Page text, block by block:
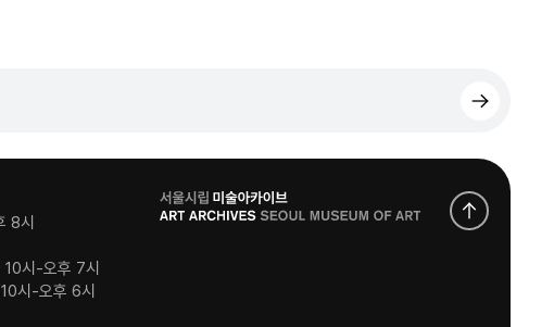
8시
시-오후 7시
시-오후 6시
로
고